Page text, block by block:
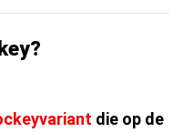
die op de